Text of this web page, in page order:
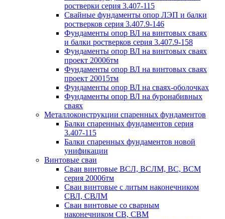
ростверки серия 3.407-115
Свайные фундаменты опор ЛЭП и балки
ростверков серия 3.407.9-146
Фундаменты опор ВЛ на винтовых сваях
и балки ростверков серия 3.407.9-158
Фундаменты опор ВЛ на винтовых сваях
проект 20006тм
Фундаменты опор ВЛ на винтовых сваях
проект 20015тм
Фундаменты опор ВЛ на сваях-оболочках
Фундаменты опор ВЛ на буронабивных
сваях
Металлоконструкции спаренных фундаментов
Балки спаренных фундаментов серия
3.407-115
Балки спаренных фундаментов новой
унификации
Винтовые сваи
Сваи винтовые ВСЛ, ВСЛМ, ВС, ВСМ
серия 20006тм
Сваи винтовые с литым наконечником
СВЛ, СВЛМ
Сваи винтовые со сварным
наконечником СВ, СВМ